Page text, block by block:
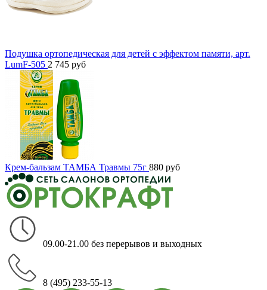
Подушка ортопедическая для детей с эффектом памяти, арт.
LumF-505 2 745 руб
Крем-бальзам ТАМБА Травмы 75г 880 руб
09.00-21.00 без перерывов и выходных
8 (495) 233-55-13